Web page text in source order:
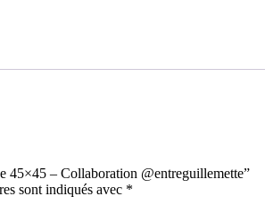
45×45 – Collaboration @entreguillemette”
sont indiqués avec *